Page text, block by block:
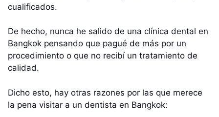
cualificados.
De hecho, nunca he salido de una clínica dental en
Bangkok pensando que pagué de más por un
procedimiento o que no recibí un tratamiento de
calidad.
Dicho esto, hay otras razones por las que merece
la pena visitar a un dentista en Bangkok: